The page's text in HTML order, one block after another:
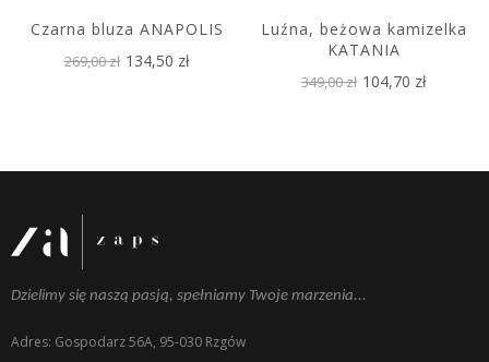
Czarna bluza ANAPOLIS
269,00 zł 134,50 zł
Luźna, beżowa kamizelka
KATANIA
349,00 zł 104,70 zł
Dzielimy się naszą pasją, spełniamy Twoje marzenia...
Adres: Gospodarz 56A, 95-030 Rzgów